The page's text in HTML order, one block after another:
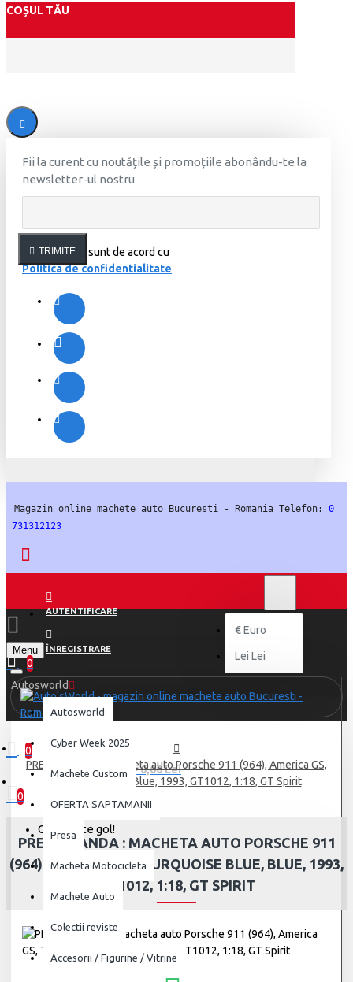
COȘUL TĂU
Fii la curent cu noutățile și promoțiile abonându-te la
newsletter-ul nostru
TRIMITE
Am citit şi sunt de acord cu
Politica de confidentialitate
Magazin online machete auto Bucuresti - Romania Telefon: 0
731312123
AUTENTIFICARE
ÎNREGISTRARE
€Euro
Lei Lei
Menu
0
0
0 produs(e) - 0,00 Lei
0
Coșul este gol!
Autosworld
Autosworld
Cyber Week 2025
Machete Custom
OFERTA SAPTAMANII
Presa
Macheta Motocicleta
Machete Auto
Colectii reviste
Accesorii / Figurine / Vitrine
PRECOMANDA : Macheta auto Porsche 911 (964), America GS,
Turquoise Blue, Blue, 1993, GT1012, 1:18, GT Spirit
PRECOMANDA : MACHETA AUTO PORSCHE 911
(964), AMERICA GS, TURQUOISE BLUE, BLUE, 1993,
GT1012, 1:18, GT SPIRIT